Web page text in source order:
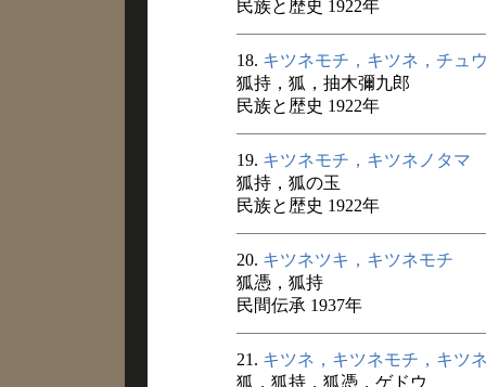
民族と歴史 1922年
18. キツネモチ，キツネ，チュ
狐持，狐，抽木彌九郎
民族と歴史 1922年
19. キツネモチ，キツネノタマ
狐持，狐の玉
民族と歴史 1922年
20. キツネツキ，キツネモチ
狐憑，狐持
民間伝承 1937年
21. キツネ，キツネモチ，キツ
狐，狐持，狐憑，ゲドウ